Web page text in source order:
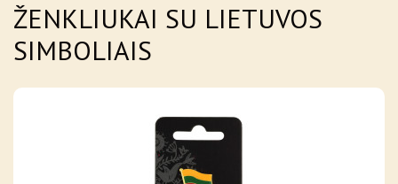
ŽENKLIUKAI SU LIETUVOS
SIMBOLIAIS